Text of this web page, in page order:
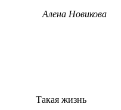
Алена Новикова
Такая жизнь